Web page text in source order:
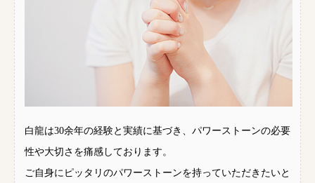
白龍は30余年の経験と実績に基づき、パワーストーンの必要
性や大切さを痛感しております。
ご自身にピッタリのパワーストーンを持っていただきたいと